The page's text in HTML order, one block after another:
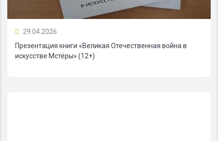
29.04.2026
Презентация книги «Великая Отечественная война в
искусстве Мстёры» (12+)